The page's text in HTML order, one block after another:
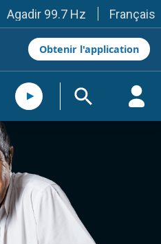
Agadir 99.7 Hz
103.3 Hz
Tétouan 87.8 Hz
Fès 98.8 Hz
97.2 Hz
El Jadida 97.3
Settat 104,6
Taounate 95.6
Tiznit 103.1
92.2
104.9
Guelmim 91.9
Français
Obtenir l'application